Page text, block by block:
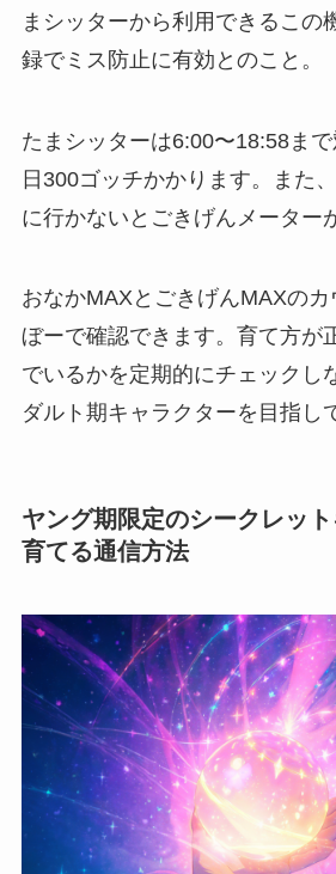
まシッターから利用できるこの
録でミス防止に有効とのこと。
たまシッターは6:00〜18:58ま
日300ゴッチかかります。また
に行かないとごきげんメーター
おなかMAXとごきげんMAXの
ぼーで確認できます。育て方が
でいるかを定期的にチェックし
ダルト期キャラクターを目指し
ヤング期限定のシークレッ
育てる通信方法